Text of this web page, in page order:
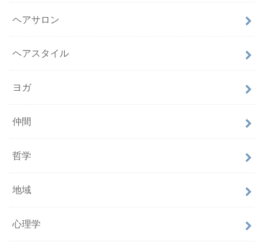
ヘアサロン
ヘアスタイル
ヨガ
仲間
哲学
地域
心理学